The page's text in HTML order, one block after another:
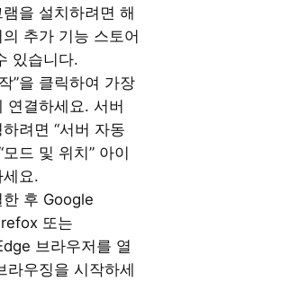
을 설치하려면 해
추가 기능 스토어
있습니다.
”을 클릭하여 가장
연결하세요. 서버
려면 “서버 자동
모드 및 위치” 아이
요.
후 Google
또는
브라우저를 열
라우징을 시작하세